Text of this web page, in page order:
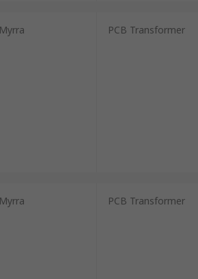
Myrra PCB Transformer
Myrra PCB Transformer